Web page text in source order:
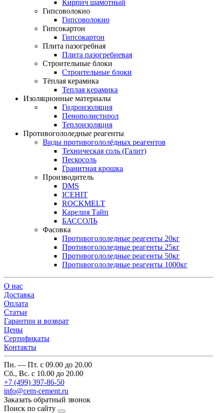
Кирпич шамотный
Гипсоволокно
Гипсоволокно
Гипсокартон
Гипсокартон
Плита пазогребная
Плита пазогребневая
Строительные блоки
Строительные блоки
Тёплая керамика
Теплая керамика
Изоляционные материалы
Гидроизоляция
Пенополистирол
Теплоизоляция
Противогололедные реагенты
Виды противогололёдных реагентов
Техническая соль (Галит)
Пескосоль
Гранитная крошка
Производитель
DMS
ICEHIT
ROCKMELT
Карелия Тайп
БАССОЛЬ
Фасовка
Противогололедные реагенты 20кг
Противогололедные реагенты 25кг
Противогололедные реагенты 50кг
Противогололедные реагенты 1000кг
О нас
Доставка
Оплата
Cтатьи
Гарантии и возврат
Цены
Сертификаты
Контакты
Пн. — Пт. с 09.00 до 20.00
Сб., Вс. с 10.00 до 20.00
+7 (499) 397-86-50
info@cem-cement.ru
Заказать обратный звонок
Поиск по сайту